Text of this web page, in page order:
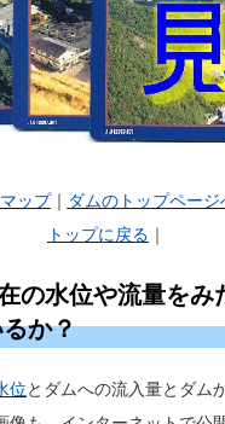
ップ｜ ダムのトップページ
トップに戻る ｜
の水位や流量をみ
か？
位とダムへの流入量とダム